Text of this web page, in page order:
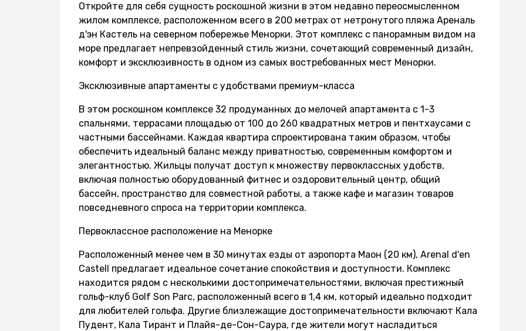
Откройте для себя сущность роскошной жизни в этом недавно переосмысленном
жилом комплексе, расположенном всего в 200 метрах от нетронутого пляжа Ареналь
д'эн Кастель на северном побережье Менорки. Этот комплекс с панорамным видом на
море предлагает непревзойденный стиль жизни, сочетающий современный дизайн,
комфорт и эксклюзивность в одном из самых востребованных мест Менорки.
Эксклюзивные апартаменты с удобствами премиум-класса
В этом роскошном комплексе 32 продуманных до мелочей апартамента с 1-3
спальнями, террасами площадью от 100 до 260 квадратных метров и пентхаусами с
частными бассейнами. Каждая квартира спроектирована таким образом, чтобы
обеспечить идеальный баланс между приватностью, современным комфортом и
элегантностью. Жильцы получат доступ к множеству первоклассных удобств,
включая полностью оборудованный фитнес и оздоровительный центр, общий
бассейн, пространство для совместной работы, а также кафе и магазин товаров
повседневного спроса на территории комплекса.
Первоклассное расположение на Менорке
Расположенный менее чем в 30 минутах езды от аэропорта Маон (20 км), Arenal d'en
Castell предлагает идеальное сочетание спокойствия и доступности. Комплекс
находится рядом с несколькими достопримечательностями, включая престижный
гольф-клуб Golf Son Parc, расположенный всего в 1,4 км, который идеально подходит
для любителей гольфа. Другие близлежащие достопримечательности включают Кала
Пудент, Кала Тирант и Плайя-де-Сон-Саура, где жители могут насладиться